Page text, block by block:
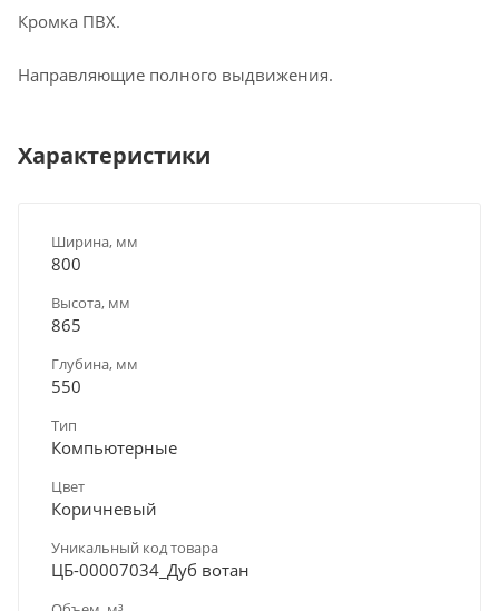
Кромка ПВХ.
Направляющие полного выдвижения.
Характеристики
Ширина, мм
800
Высота, мм
865
Глубина, мм
550
Тип
Компьютерные
Цвет
Коричневый
Уникальный код товара
ЦБ-00007034_Дуб вотан